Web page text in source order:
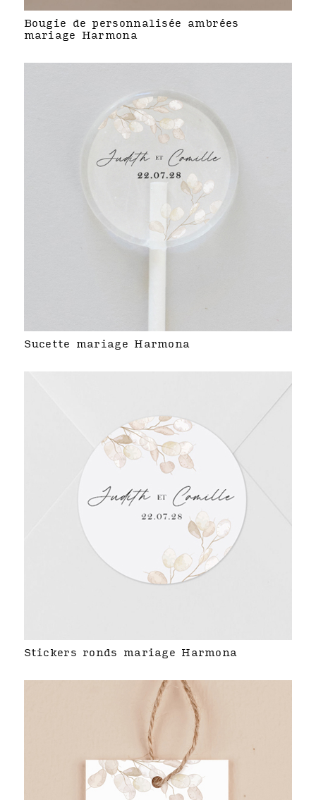
Bougie de personnalisée ambrées
mariage Harmona
Sucette mariage Harmona
Stickers ronds mariage Harmona